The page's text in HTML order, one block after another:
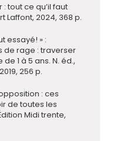
: tout ce qu’il faut
Laffont, 2024, 368 p.
essayé! » :
de rage : traverser
1 à 5 ans. N. éd.,
256 p.
: ces
de toutes les
Midi trente,